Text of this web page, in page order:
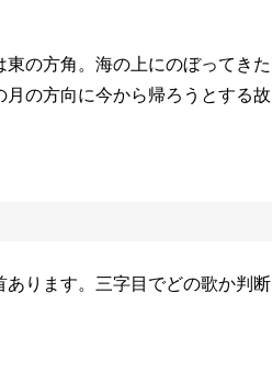
の方角。海の上にのぼってきた
の方向に今から帰ろうとする故
ります。三字目でどの歌か判断